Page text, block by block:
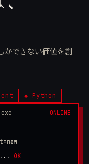
かできない価値を創
◆ Python
ONLINE
OK